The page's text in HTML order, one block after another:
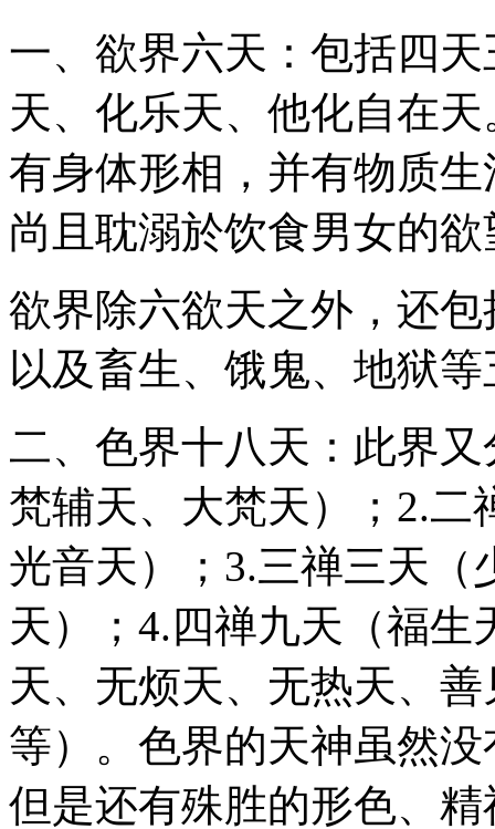
一、欲界六天：包括四
天、化乐天、他化自在
有身体形相，并有物质
尚且耽溺於饮食男女的
欲界除六欲天之外，还
以及畜生、饿鬼、地狱
二、色界十八天：此界
梵辅天、大梵天）；2.
光音天）；3.三禅三天（
天）；4.四禅九天（福
天、无烦天、无热天、
等）。色界的天神虽然
但是还有殊胜的形色、